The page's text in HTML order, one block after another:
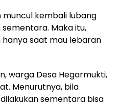
muncul kembali lubang
Maka itu,
saat mau lebaran
warga Desa Hegarmukti,
Menurutnya, bila
sementara bisa